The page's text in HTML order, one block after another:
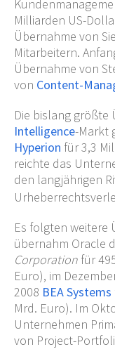
Milliarden US-
Übernahme von
Mitarbeitern.
Übernahme von
von Content-
Die bislang größte
Intelligence-Markt
Hyperion für 3,3
reichte das
den langjährigen
Es folgten weitere
übernahm Oracle
Corporation für
Euro), im
2008 BEA Systems
Mrd. Euro). Im
Unternehmen
von Project-